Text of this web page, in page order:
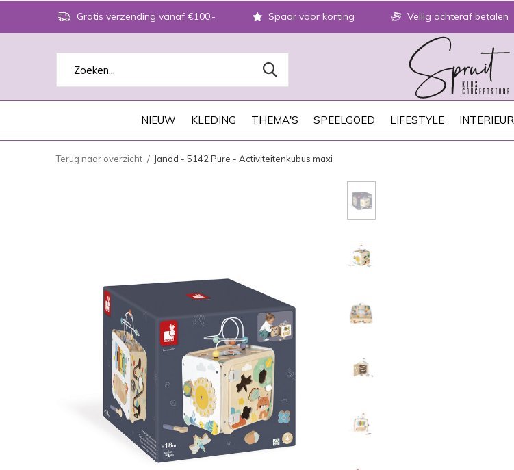
NIEUW KLEDING THEMA'S SPEELGOED LIFESTYLE INTERIEUR
Gratis verzending vanaf €100,- Spaar voor korting Veilig achteraf betalen
Terug naar overzicht Janod - 5142 Pure - Activiteitenkubus maxi